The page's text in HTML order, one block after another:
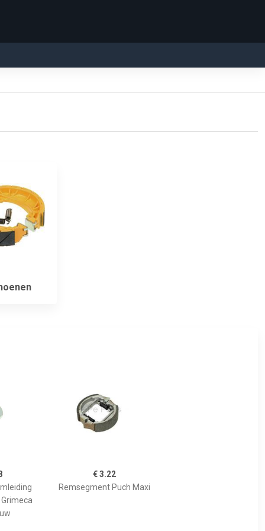
€ 3.22
Remsegment Puch Maxi